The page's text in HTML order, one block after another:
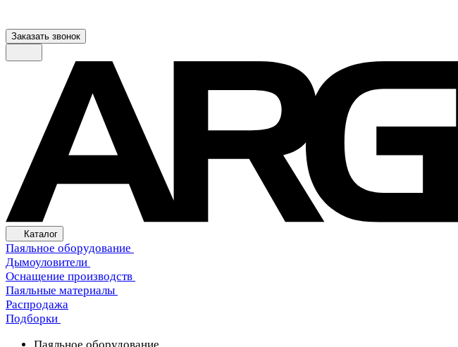
Заказать звонок
Каталог
Паяльное оборудование
Дымоуловители
Оснащение производств
Паяльные материалы
Распродажа
Подборки